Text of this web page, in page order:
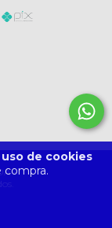
de cookies
compra.
-